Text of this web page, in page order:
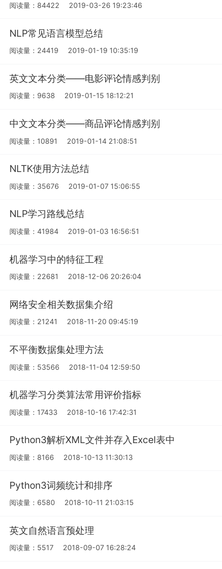
阅读量：84422 2019-03-26 19:23:46
NLP常见语言模型总结
阅读量：24419 2019-01-19 10:35:19
英文文本分类——电影评论情感判别
阅读量：9638 2019-01-15 18:12:21
中文文本分类——商品评论情感判别
阅读量：10891 2019-01-14 21:08:51
NLTK使用方法总结
阅读量：35676 2019-01-07 15:06:55
NLP学习路线总结
阅读量：41984 2019-01-03 16:56:51
机器学习中的特征工程
阅读量：22681 2018-12-06 20:26:04
网络安全相关数据集介绍
阅读量：21241 2018-11-20 09:45:19
不平衡数据集处理方法
阅读量：53566 2018-11-04 12:59:50
机器学习分类算法常用评价指标
阅读量：17433 2018-10-16 17:42:31
Python3解析XML文件并存入Excel表中
阅读量：8166 2018-10-13 11:30:13
Python3词频统计和排序
阅读量：6580 2018-10-11 21:03:15
英文自然语言预处理
阅读量：5517 2018-09-07 16:28:24